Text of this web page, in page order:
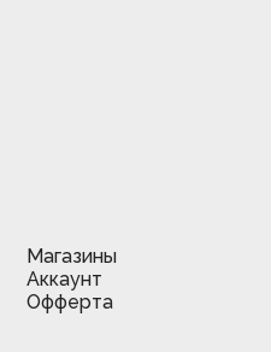
Магазины
Аккаунт
Офферта